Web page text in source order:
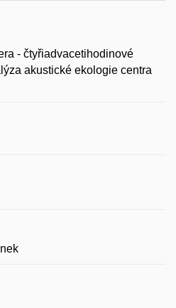
- čtyřiadvacetihodinové
akustické ekologie centra